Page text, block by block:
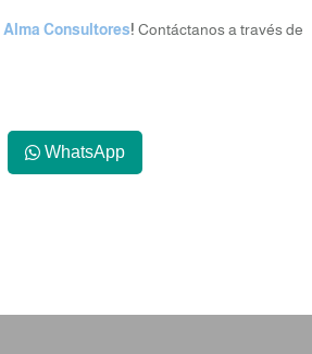
Alma Consultores! Contáctanos a través de
WhatsApp